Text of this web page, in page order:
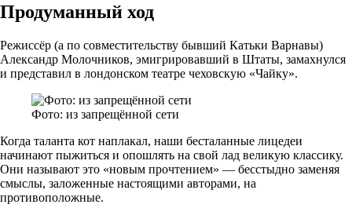
Продуманный ход
Режиссёр (а по совместительству бывший Катьки Варнавы)
Александр Молочников, эмигрировавший в Штаты, замахнулся
и представил в лондонском театре чеховскую «Чайку».
Фото: из запрещённой сети
Когда таланта кот наплакал, наши бесталанные лицедеи
начинают пыжиться и опошлять на свой лад великую классику.
Они называют это «новым прочтением» — бесстыдно заменяя
смыслы, заложенные настоящими авторами, на
противоположные.